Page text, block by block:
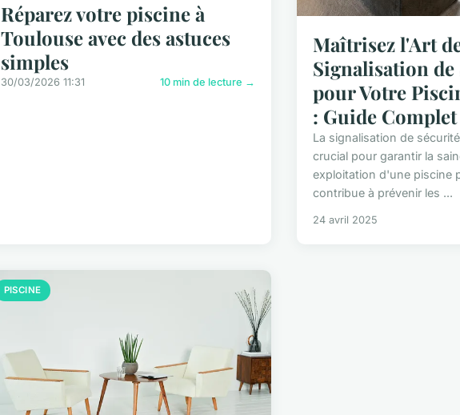
Réparez votre piscine à
Toulouse avec des astuces
simples
30/03/2026 11:31 10 min de lecture →
Maîtrisez l'Art
Signalisation
pour Votre
: Guide
La signalisation de
crucial pour garantir la
exploitation d'une piscine
contribue à prévenir les ...
24 avril 2025
PISCINE